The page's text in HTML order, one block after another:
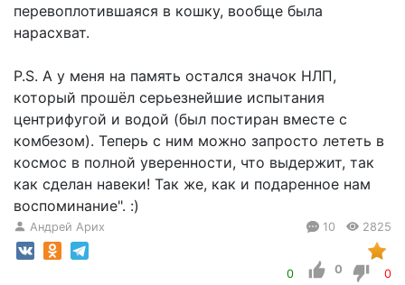
перевоплотившаяся в кошку, вообще была
нарасхват.
P.S. А у меня на память остался значок НЛП,
который прошёл серьезнейшие испытания
центрифугой и водой (был постиран вместе с
комбезом). Теперь с ним можно запросто лететь в
космос в полной уверенности, что выдержит, так
как сделан навеки! Так же, как и подаренное нам
воспоминание". :)
Андрей Арих 10 2825
0 0 0